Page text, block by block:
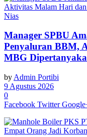
Nias
Manager SPBU
Penyaluran BBM,
MBG
by Admin Portibi
9 Agustus 2026
0
Facebook Twitter